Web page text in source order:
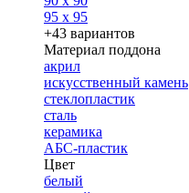
95 x 95
+43 вариантов
Материал поддона
акрил
искусственный камень
стеклопластик
сталь
керамика
АБС-пластик
Цвет
белый